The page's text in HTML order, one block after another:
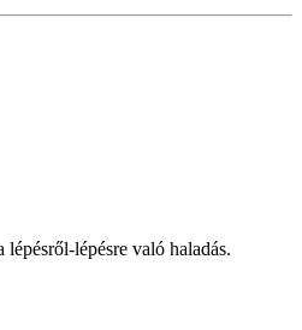
lépésre való haladás.